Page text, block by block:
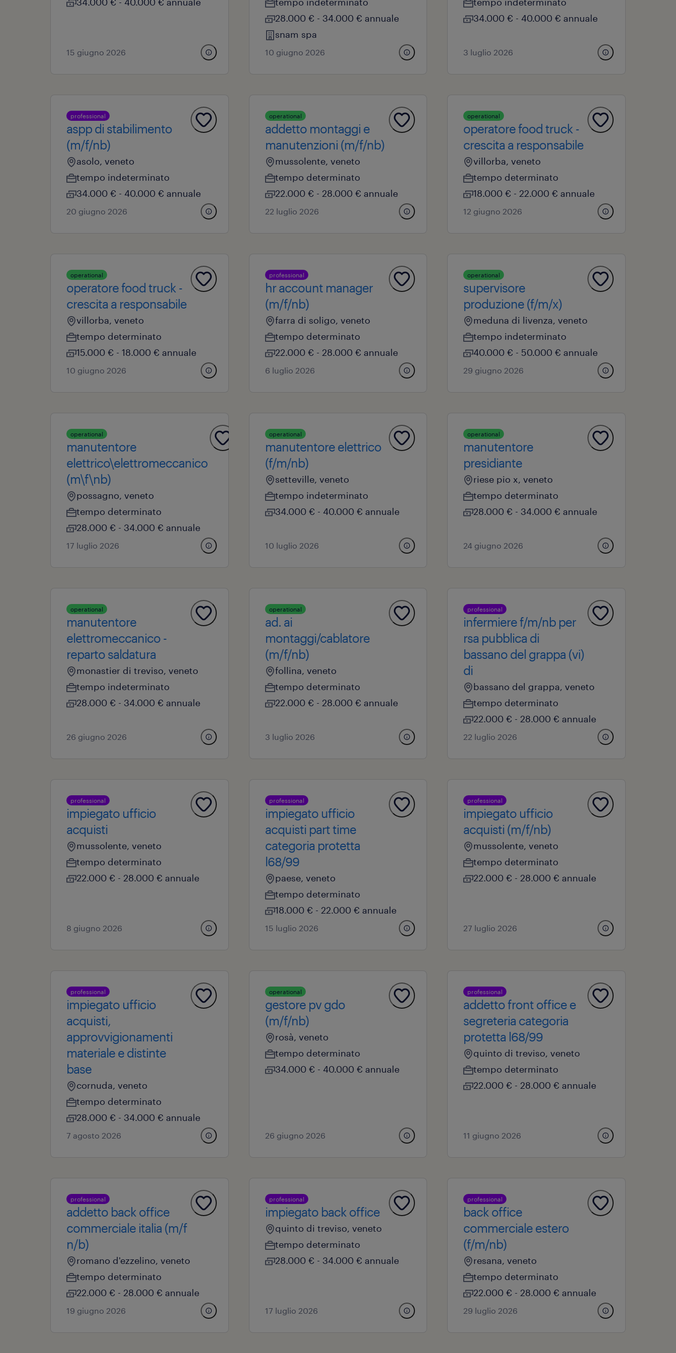
15 giugno 2026
28.000 € - 34.000 € annuale
snam spa
10 giugno 2026
34.000 € - 40.000 € annuale
3 luglio 2026
professional
aspp di stabilimento
(m/f/nb)
asolo, veneto
tempo indeterminato
34.000 € - 40.000 € annuale
20 giugno 2026
operational
addetto montaggi e
manutenzioni (m/f/nb)
mussolente, veneto
tempo determinato
22.000 € - 28.000 € annuale
22 luglio 2026
operational
operatore food truck -
crescita a responsabile
villorba, veneto
tempo determinato
18.000 € - 22.000 € annuale
12 giugno 2026
operational
operatore food truck -
crescita a responsabile
villorba, veneto
tempo determinato
15.000 € - 18.000 € annuale
10 giugno 2026
professional
hr account manager
(m/f/nb)
farra di soligo, veneto
tempo determinato
22.000 € - 28.000 € annuale
6 luglio 2026
operational
supervisore
produzione (f/m/x)
meduna di livenza, veneto
tempo indeterminato
40.000 € - 50.000 € annuale
29 giugno 2026
operational
manutentore
elettrico\elettromeccanico
(m\f\nb)
possagno, veneto
tempo determinato
28.000 € - 34.000 € annuale
17 luglio 2026
operational
manutentore elettrico
(f/m/nb)
setteville, veneto
tempo indeterminato
34.000 € - 40.000 € annuale
10 luglio 2026
operational
manutentore
presidiante
riese pio x, veneto
tempo determinato
28.000 € - 34.000 € annuale
24 giugno 2026
operational
manutentore
elettromeccanico -
reparto saldatura
monastier di treviso, veneto
tempo indeterminato
28.000 € - 34.000 € annuale
26 giugno 2026
operational
ad. ai
montaggi/cablatore
(m/f/nb)
follina, veneto
tempo determinato
22.000 € - 28.000 € annuale
3 luglio 2026
professional
infermiere f/m/nb per
rsa pubblica di
bassano del grappa (vi)
di
bassano del grappa, veneto
tempo determinato
22.000 € - 28.000 € annuale
22 luglio 2026
professional
impiegato ufficio
acquisti
mussolente, veneto
tempo determinato
22.000 € - 28.000 € annuale
8 giugno 2026
professional
impiegato ufficio
acquisti part time
categoria protetta
l68/99
paese, veneto
tempo determinato
18.000 € - 22.000 € annuale
15 luglio 2026
professional
impiegato ufficio
acquisti (m/f/nb)
mussolente, veneto
tempo determinato
22.000 € - 28.000 € annuale
27 luglio 2026
professional
impiegato ufficio
acquisti,
approvvigionamenti
materiale e distinte
base
cornuda, veneto
tempo determinato
28.000 € - 34.000 € annuale
7 agosto 2026
operational
gestore pv gdo
(m/f/nb)
rosà, veneto
tempo determinato
34.000 € - 40.000 € annuale
26 giugno 2026
professional
addetto front office e
segreteria categoria
protetta l68/99
quinto di treviso, veneto
tempo determinato
22.000 € - 28.000 € annuale
11 giugno 2026
professional
addetto back office
commerciale italia (m/f
n/b)
romano d'ezzelino, veneto
tempo determinato
22.000 € - 28.000 € annuale
19 giugno 2026
professional
impiegato back office
quinto di treviso, veneto
tempo determinato
28.000 € - 34.000 € annuale
17 luglio 2026
professional
back office
commerciale estero
(f/m/nb)
resana, veneto
tempo determinato
22.000 € - 28.000 € annuale
29 luglio 2026